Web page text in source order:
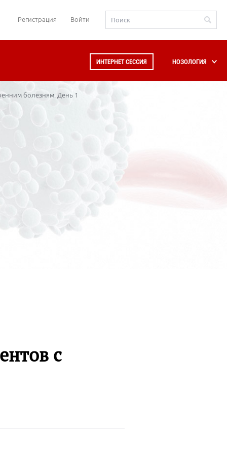
Регистрация Войти
ИНТЕРНЕТ СЕССИЯ НОЗОЛОГИЯ
болезням. День 1
с